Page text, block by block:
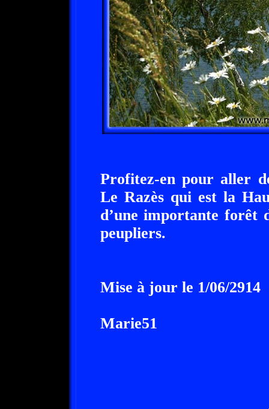
Profitez-en pour aller
Le Razès qui est la
d’une importante forêt
peupliers.
Mise à jour le 1/06/2914
Marie51